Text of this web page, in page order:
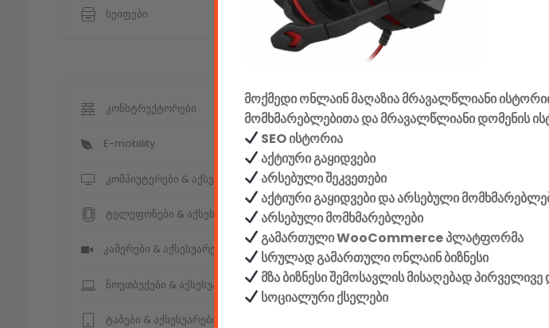
სეიფები
კონსტრუქტორები
E-mobility
კომპიუტერები & აქსესუარები
ტელეფონები & აქსესუარები
კამერები & აქსესუარები
ნოუთბუქები & აქსესუარები
ტაბები & აქსესუარები
მოქმედი ონლაინ მაღაზია მრავალწლიანი
მომხმარებლებითა და მრავალწლიანი დომენის
SEO ისტორია
აქტიური გაყიდვები
არსებული შეკვეთები
აქტიური გაყიდვები და არსებული
არსებული მომხმარებლები
გამართული WooCommerce პლატფორმა
სრულად გამართული ონლაინ ბიზნესი
მზა ბიზნესი შემოსავლის მისაღებად
სოციალური ქსელები